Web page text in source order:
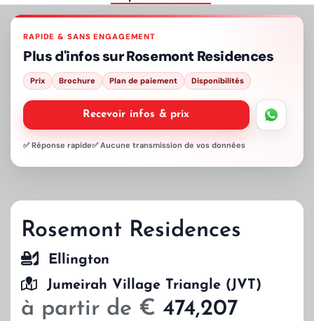
RAPIDE & SANS ENGAGEMENT
Plus d'infos surRosemont Residences
Prix Brochure Plan de paiement Disponibilités
Recevoir infos & prix
✅ Réponse rapide✅ Aucune transmission de vos données
Rosemont Residences
Ellington
Jumeirah Village Triangle (JVT)
à partir de € 474,207